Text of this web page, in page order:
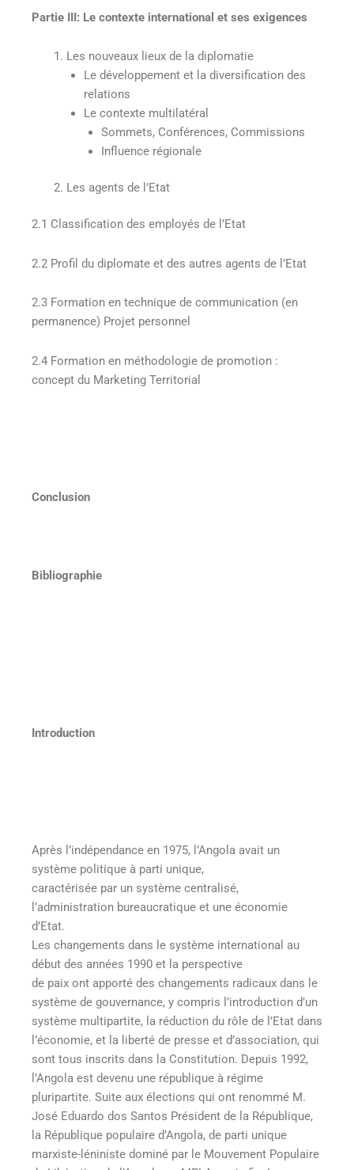
Partie III: Le contexte international et ses exigences
Les nouveaux lieux de la diplomatie
Le développement et la diversification des
relations
Le contexte multilatéral
Sommets, Conférences, Commissions
Influence régionale
Les agents de l’Etat
2.1 Classification des employés de l’Etat
2.2 Profil du diplomate et des autres agents de l’Etat
2.3 Formation en technique de communication (en
permanence) Projet personnel
2.4 Formation en méthodologie de promotion :
concept du Marketing Territorial
Conclusion
Bibliographie
Introduction
Après l’indépendance en 1975, l’Angola avait un
système politique à parti unique,
caractérisée par un système centralisé,
l’administration bureaucratique et une économie
d’Etat.
Les changements dans le système international au
début des années 1990 et la perspective
de paix ont apporté des changements radicaux dans le
système de gouvernance, y compris l’introduction d’un
système multipartite, la réduction du rôle de l’Etat dans
l’économie, et la liberté de presse et d’association, qui
sont tous inscrits dans la Constitution. Depuis 1992,
l’Angola est devenu une république à régime
pluripartite. Suite aux élections qui ont renommé M.
José Eduardo dos Santos Président de la République,
la République populaire d’Angola, de parti unique
marxiste-léniniste dominé par le Mouvement Populaire